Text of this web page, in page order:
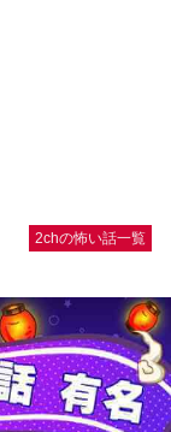
2chの怖い話一覧